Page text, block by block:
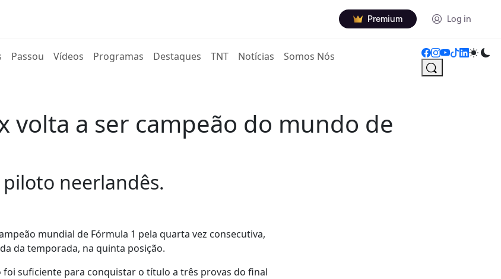
Premium Log in
Passou Vídeos Programas Destaques TNT Notícias Somos Nós
volta a ser campeão do mundo de
neerlandês.
mundial de Fórmula 1 pela quarta vez consecutiva,
da temporada, na quinta posição.
suficiente para conquistar o título a três provas do final